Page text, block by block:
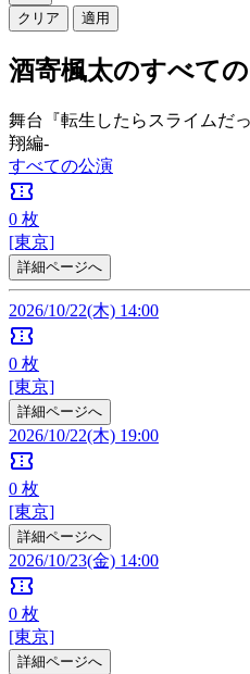
クリア 適用
酒寄楓太のすべて
舞台『転生したらスライムだ
翔編-
すべての公演
confirmation_number
0 枚
[東京]
詳細ページへ
2026/10/22(木) 14:00
confirmation_number
0 枚
[東京]
詳細ページへ
2026/10/22(木) 19:00
confirmation_number
0 枚
[東京]
詳細ページへ
2026/10/23(金) 14:00
confirmation_number
0 枚
[東京]
詳細ページへ